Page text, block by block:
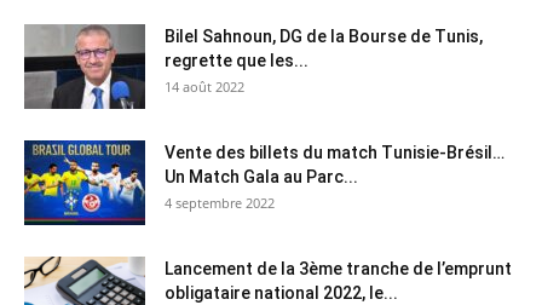
Bilel Sahnoun, DG de la Bourse de Tunis,
regrette que les...
14 août 2022
Vente des billets du match Tunisie-Brésil…
Un Match Gala au Parc...
4 septembre 2022
Lancement de la 3ème tranche de l’emprunt
obligataire national 2022, le...